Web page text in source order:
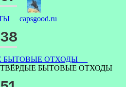
capsgood.ru
ТВЁРДЫЕ БЫТОВЫЕ ОТХОДЫ